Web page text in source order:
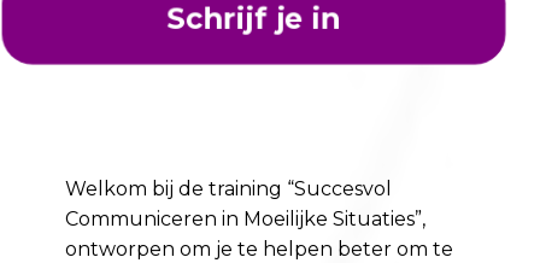
Schrijf je in
Welkom bij de training “Succesvol
Communiceren in Moeilijke Situaties”,
ontworpen om je te helpen beter om te